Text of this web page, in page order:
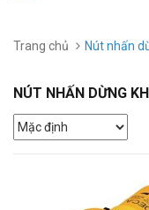
Trang chủ Nút nhấn
NÚT NHẤN DỪNG